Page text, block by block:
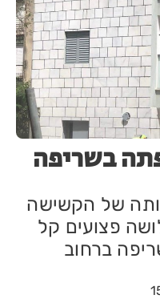
בשריפה
של הקשישה
פצועים קל
ברחוב